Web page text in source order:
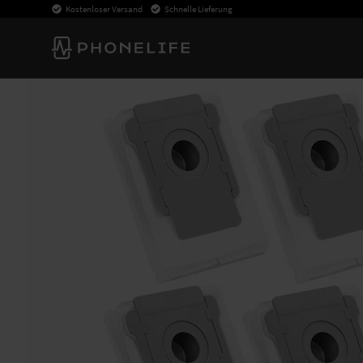
Kostenloser Versand Schnelle Lieferung